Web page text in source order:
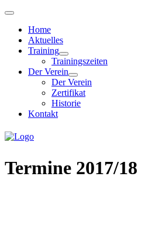
Home
Aktuelles
Training
Trainingszeiten
Der Verein
Der Verein
Zertifikat
Historie
Kontakt
Termine 2017/18